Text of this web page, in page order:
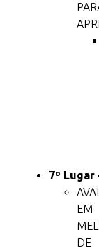
7º Lugar
EM
DE